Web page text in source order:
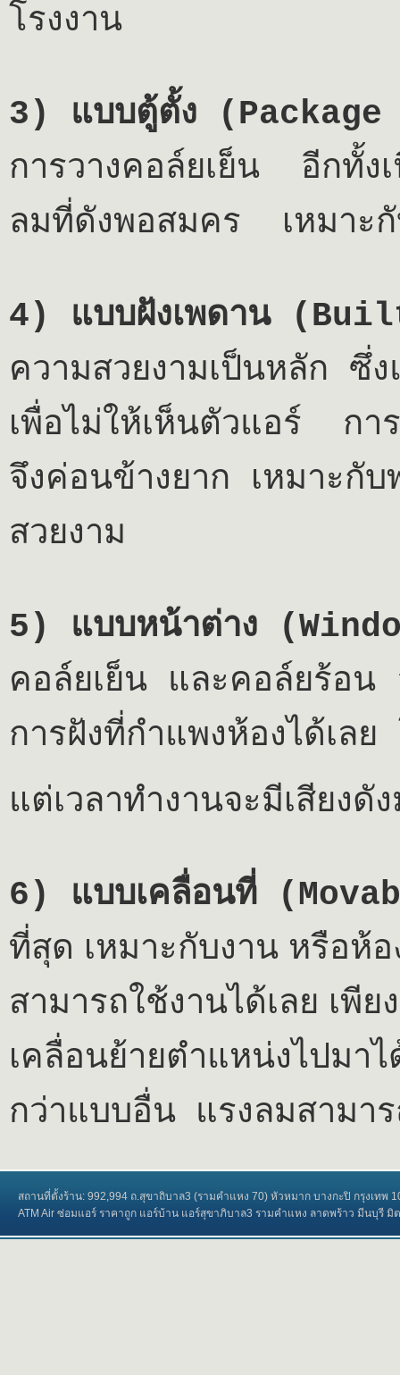
โรงงาน
3) แบบตู้ตั้ง (
การวางคอล์ยเย็น อีกทั้ง
ลมที่ดังพอสมคร เหมาะ
4) แบบฝังเพดาน (
ความสวยงามเป็นหลัก ซึ่
เพื่อไม่ให้เห็นตัวแอร์ กา
จึงค่อนข้างยาก เหมาะกั
สวยงาม
5) แบบหน้าต่าง (
คอล์ยเย็น และคอล์ยร้อน
การฝังที่กำแพงห้องได้เล
แต่เวลาทำงานจะมีเสียงดั
6) แบบเคลื่อนที่ (
ที่สุด เหมาะกับงาน หรือห้
สามารถใช้งานได้เลย เพี
เคลื่อนย้ายตำแหน่งไปมา
กว่าแบบอื่น แรงลมสามา
สถานที่ตั้งร้าน: 992,994 ถ.สุขาถิบาล3 (รามคำแหง 70) หัวหมาก บางกะปิ กรุงเทพ
ATM Air ซ่อมแอร์ ราคาถูก แอร์บ้าน แอร์สุขาภิบาล3 รามคำแหง ลาดพร้าว มีนบุรี